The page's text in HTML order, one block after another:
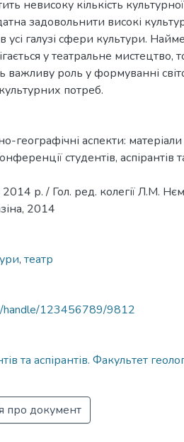
невисоку кількість
задовольнити високі
усі галузі сфери культури.
у театральне мистецтво,
важливу роль у формуванні
потреб.
географічні аспекти:
студентів, аспірантів
2014 р. / Гол. ред. колегії Л.М.
2014
, театр
handle/123456789/9812
та аспірантів. Факультет
про документ